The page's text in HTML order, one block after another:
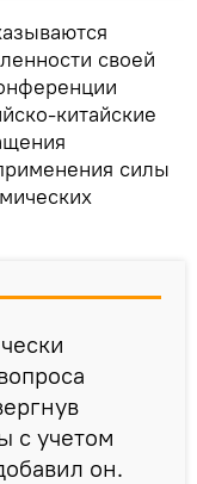
своей
китайские
силы
с учетом
он.